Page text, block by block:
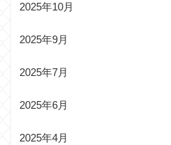
2025年10月
2025年9月
2025年7月
2025年6月
2025年4月